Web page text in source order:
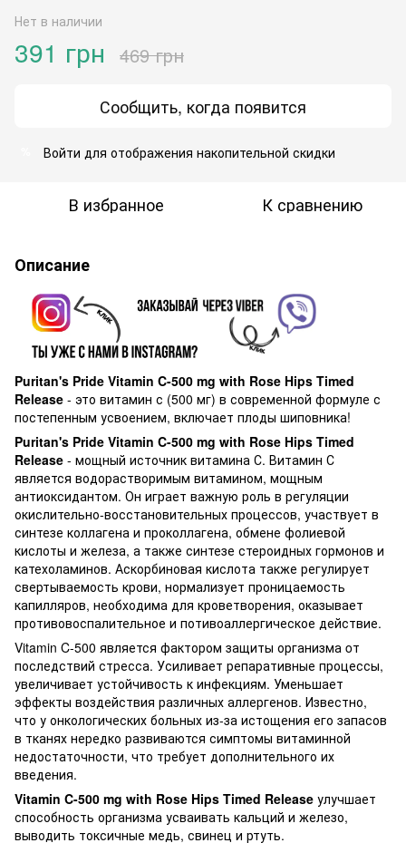
Нет в наличии
391 грн 469 грн
Сообщить, когда появится
Войти для отображения накопительной скидки
В избранное К сравнению
Описание
Puritan's Pride Vitamin C-500 mg with Rose Hips Timed
Release - это витамин с (500 мг) в современной формуле с
постепенным усвоением, включает плоды шиповника!
Puritan's Pride Vitamin C-500 mg with Rose Hips Timed
Release - мощный источник витамина С. Витамин С
является водорастворимым витамином, мощным
антиоксидантом. Он играет важную роль в регуляции
окислительно-восстановительных процессов, участвует в
синтезе коллагена и проколлагена, обмене фолиевой
кислоты и железа, а также синтезе стероидных гормонов и
катехоламинов. Аскорбиновая кислота также регулирует
свертываемость крови, нормализует проницаемость
капилляров, необходима для кроветворения, оказывает
противовоспалительное и потивоаллергическое действие.
Vitamin C-500 является фактором защиты организма oт
последствий стресса. Усиливает репаративные процессы,
увеличивает устойчивость к инфекциям. Уменьшает
эффекты воздействия различных аллергенов. Известно,
что у онкологических больных из-за истощения его запасов
в тканях нередко развиваются симптомы витаминной
недостаточности, что требует дополнительного их
введения.
Vitamin C-500 mg with Rose Hips Timed Release улучшает
способность организма усваивать кальций и железо,
выводить токсичные медь, свинец и ртуть.